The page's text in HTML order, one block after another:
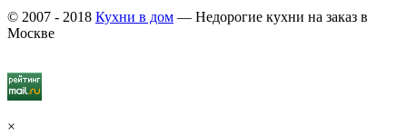
© 2007 - 2018 Кухни в дом — Недорогие кухни на заказ в
Москве
×